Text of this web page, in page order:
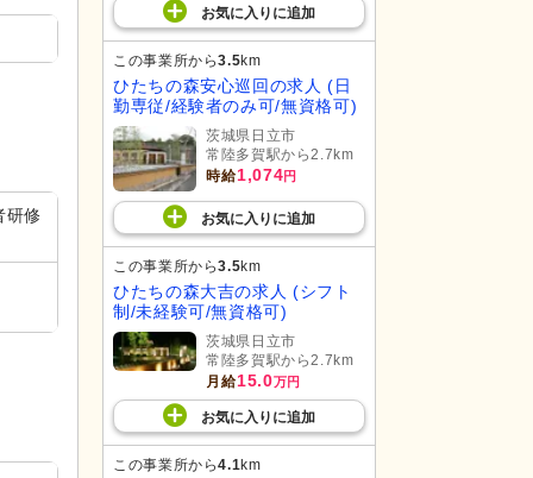
研修
お気に入り に追加
この事業所から3.5km
ひたちの森安心巡回の求人 (日
勤専従/経験者のみ可/無資格可)
茨城県日立市
常陸多賀駅から2.7km
時給1,074円
お気に入り に追加
この事業所から3.5km
ひたちの森大吉の求人 (シフト
制/未経験可/無資格可)
茨城県日立市
常陸多賀駅から2.7km
月給15.0万円
お気に入り に追加
この事業所から4.1km